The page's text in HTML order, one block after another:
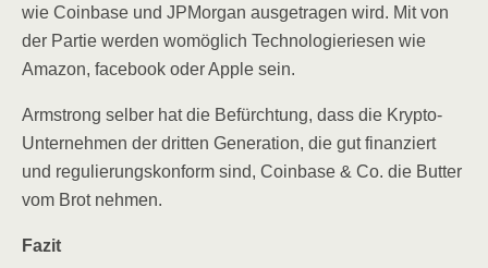
wie Coin­ba­se und JPMor­gan aus­ge­tra­gen wird. Mit von
der Par­tie wer­den womög­lich Tech­no­lo­gie­rie­sen wie
Ama­zon, face­book oder Apple sein.
Arm­strong sel­ber hat die Befürch­tung, dass die Kryp­to-
Unter­neh­men der drit­ten Gene­ra­ti­on, die gut finan­ziert
und regu­lie­rungs­kon­form sind, Coin­ba­se & Co. die But­ter
vom Brot nehmen.
Fazit